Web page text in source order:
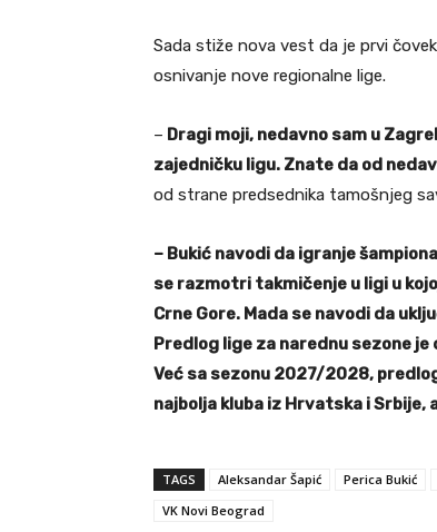
Sada stiže nova vest da je prvi
osnivanje nove regionalne lige.
– Dragi moji, nedavno sam u
zajedničku ligu. Znate da od
od strane predsednika tamošnjeg
– Bukić navodi da igranje
se razmotri takmičenje u ligi u
Crne Gore. Mada se navodi da
Predlog lige za narednu sezone
Već sa sezonu 2027/2028,
najbolja kluba iz Hrvatska i Srbije,
TAGS Aleksandar Šapić Perica Bukić
VK Novi Beograd